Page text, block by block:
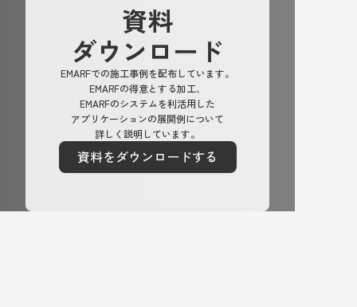
資料
ダウンロード
EMARFでの施工事例を配布しています。
EMARFの得意とする加工、
EMARFのシステムを利活用した
アプリケーションの展開例について
詳しく説明しています。
資料をダウンロードする
資料をダウンロードする